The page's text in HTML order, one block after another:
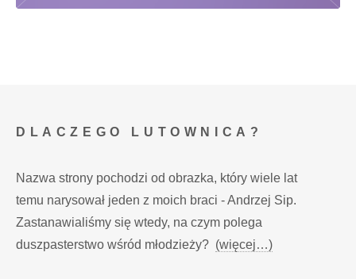
DLACZEGO LUTOWNICA?
Nazwa strony pochodzi od obrazka, który wiele lat
temu narysował jeden z moich braci - Andrzej Sip.
Zastanawialiśmy się wtedy, na czym polega
duszpasterstwo wśród młodzieży? (więcej…)